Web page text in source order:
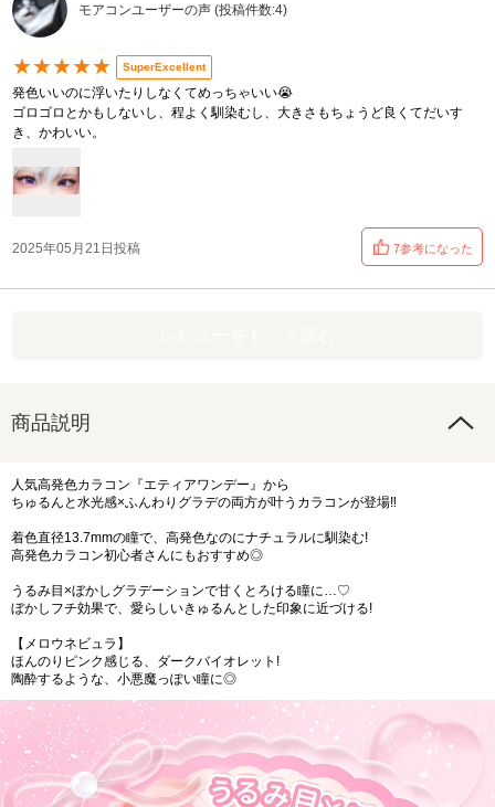
モアコンユーザーの声 (投稿件数:4)
★★★★★ SuperExcellent
発色いいのに浮いたりしなくてめっちゃいい😭
ゴロゴロとかもしないし、程よく馴染むし、大きさもちょうど良くてだいす
き、かわいい。
2025年05月21日投稿 7参考になった
商品説明
人気高発色カラコン『エティアワンデー』から
ちゅるんと水光感×ふんわりグラデの両方が叶うカラコンが登場‼︎
着色直径13.7mmの瞳で、高発色なのにナチュラルに馴染む!
高発色カラコン初心者さんにもおすすめ◎
うるみ目×ぼかしグラデーションで甘くとろける瞳に…♡
ぼかしフチ効果で、愛らしいきゅるんとした印象に近づける!
【メロウネビュラ】
ほんのりピンク感じる、ダークバイオレット!
陶酔するような、小悪魔っぽい瞳に◎